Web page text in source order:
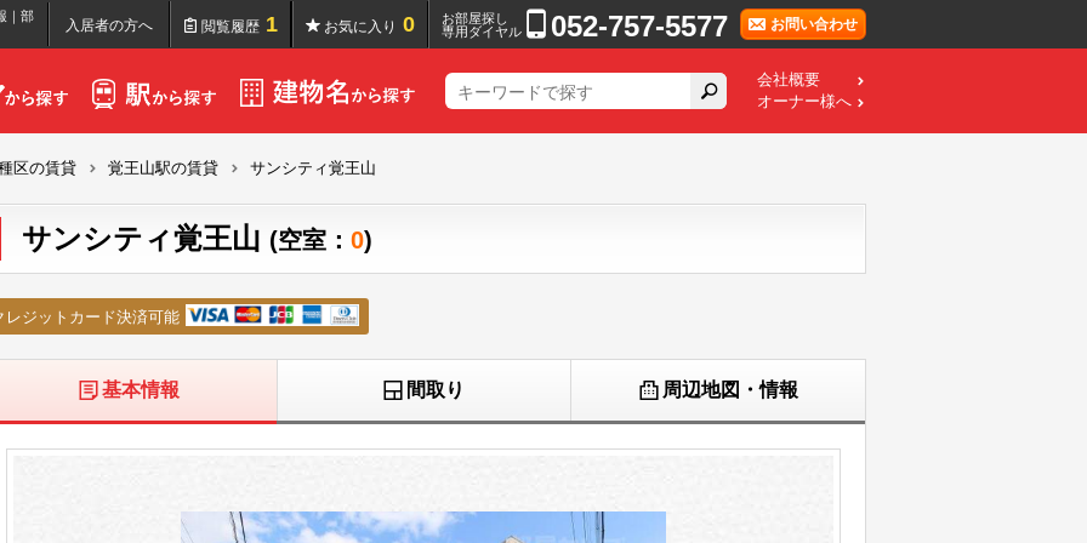
｜部
入居者の方へ 閲覧履歴 1 お気に入り 0
お部屋探し
専用ダイヤル
052-757-5577 お問い合わせ
会社概要
オーナー様へ
区の賃貸 覚王山駅の賃貸 サンシティ覚王山
サンシティ覚王山 (空室： 0)
レジットカード決済可能
基本情報 間取り 周辺地図・情報